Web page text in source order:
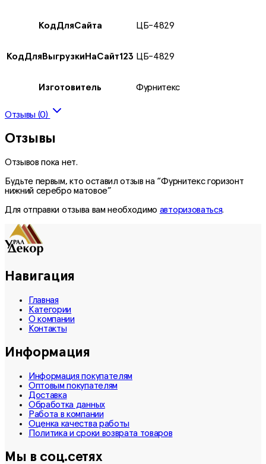
КодДляСайта ЦБ-4829
КодДляВыгрузкиНаСайт123 ЦБ-4829
Изготовитель Фурнитекс
Отзывы (0)
Отзывы
Отзывов пока нет.
Будьте первым, кто оставил отзыв на “Фурнитекс горизонт
нижний серебро матовое”
Для отправки отзыва вам необходимо авторизоваться.
Навигация
Главная
Категории
О компании
Контакты
Информация
Информация покупателям
Оптовым покупателям
Доставка
Обработка данных
Работа в компании
Оценка качества работы
Политика и сроки возврата товаров
Мы в соц.сетях